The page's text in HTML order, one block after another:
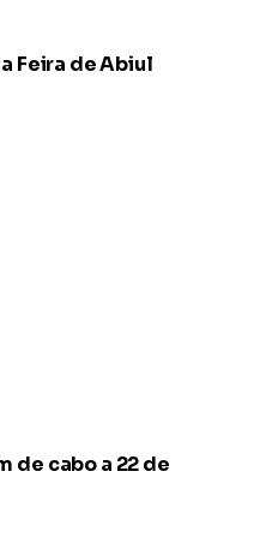
Feira de Abiul
de cabo a 22 de